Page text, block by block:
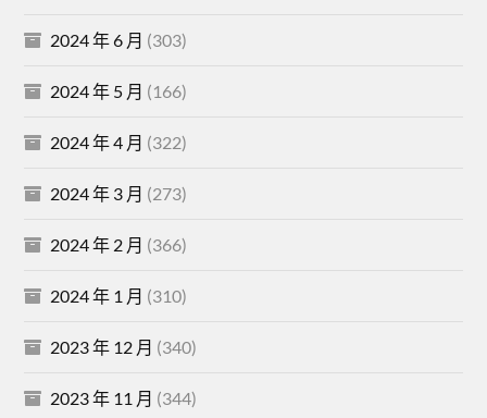
2024 年 6 月 (303)
2024 年 5 月 (166)
2024 年 4 月 (322)
2024 年 3 月 (273)
2024 年 2 月 (366)
2024 年 1 月 (310)
2023 年 12 月 (340)
2023 年 11 月 (344)